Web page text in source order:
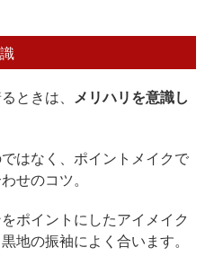
ときは、
メリハリを意識し
はなく、ポイントメイクで
せのコツ。
ポイントにしたアイメイク
地の振袖によく合います。